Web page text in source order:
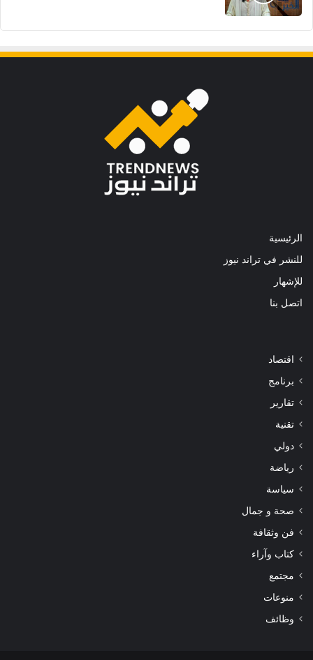
الرئيسية
للنشر في تراند نيوز
للإشهار
اتصل بنا
اقتصاد
برنامج
تقارير
تقنية
دولي
رياضة
سياسة
صحة و جمال
فن وثقافة
كتاب وآراء
مجتمع
منوعات
وظائف